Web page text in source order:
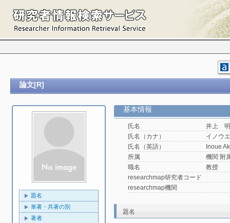
論文[R]
題名
単著・共著の別
著者
基本情報
氏名
井上
氏名（カナ）
イノウ
氏名（英語）
Inoue
所属
機関 附
職名
教授
researchmap研究者コード
researchmap機関
題名